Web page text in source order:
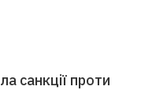
санкції проти